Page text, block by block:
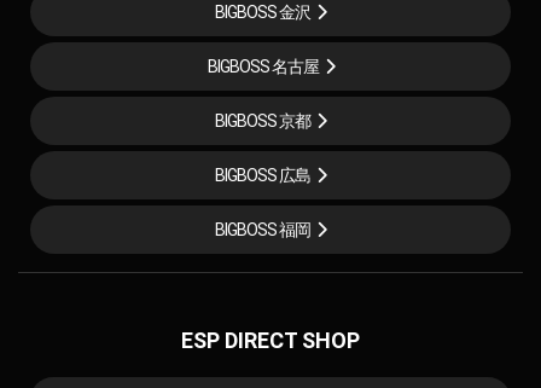
BIGBOSS 金沢
BIGBOSS 名古屋
BIGBOSS 京都
BIGBOSS 広島
BIGBOSS 福岡
ESP DIRECT SHOP